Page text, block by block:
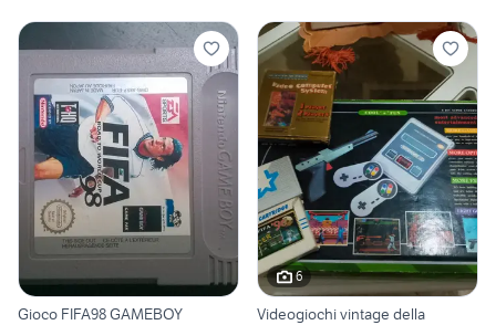
Gioco FIFA98 GAMEBOY
6
Videogiochi vintage della